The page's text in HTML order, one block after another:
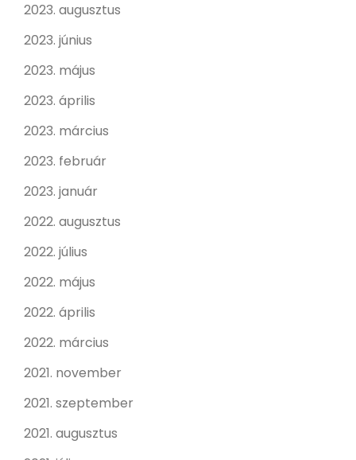
2023. augusztus
2023. június
2023. május
2023. április
2023. március
2023. február
2023. január
2022. augusztus
2022. július
2022. május
2022. április
2022. március
2021. november
2021. szeptember
2021. augusztus